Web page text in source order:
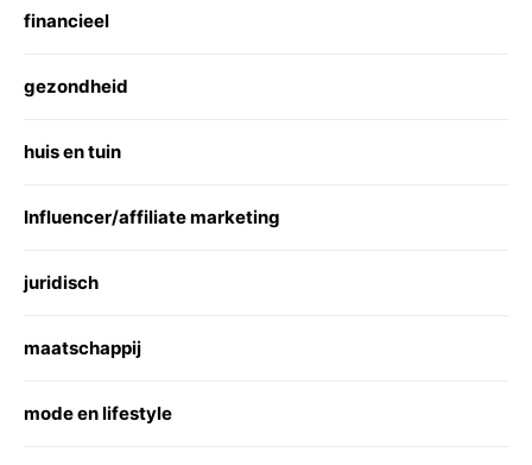
financieel
gezondheid
huis en tuin
Influencer/affiliate marketing
juridisch
maatschappij
mode en lifestyle